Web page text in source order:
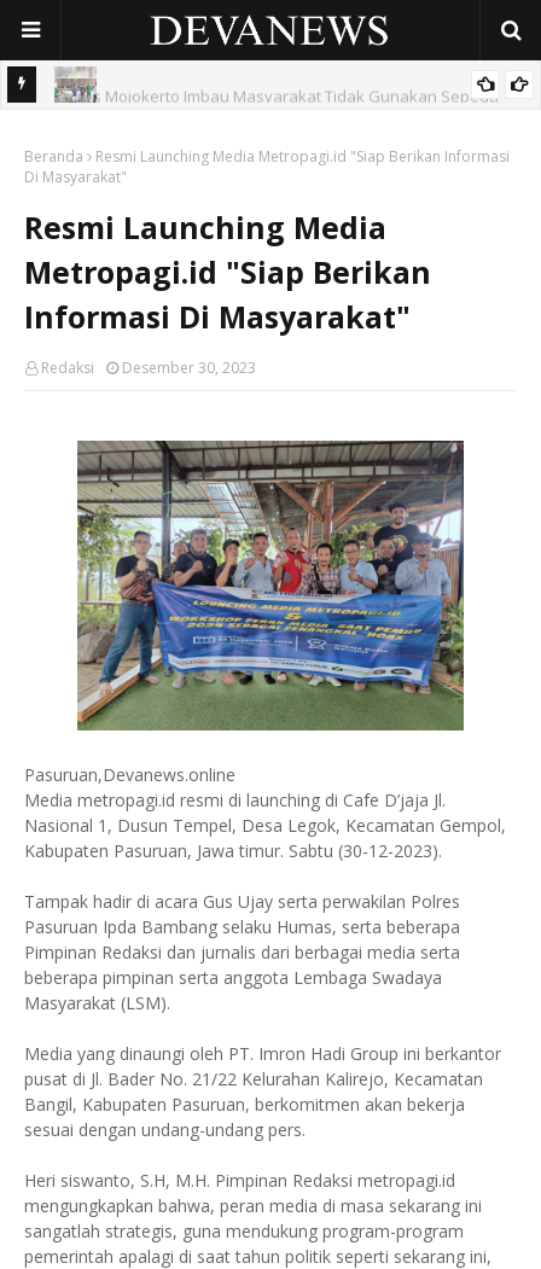
Bahan Bakar Cair Lewat Pirolisis ITS
Beranda
Resmi Launching Media Metropagi.id "Siap Berikan Informasi
Di Masyarakat"
Resmi Launching Media
Metropagi.id "Siap Berikan
Informasi Di Masyarakat"
Redaksi Desember 30, 2023
Pasuruan,Devanews.online
Media metropagi.id resmi di launching di Cafe D’jaja Jl.
Nasional 1, Dusun Tempel, Desa Legok, Kecamatan Gempol,
Kabupaten Pasuruan, Jawa timur. Sabtu (30-12-2023).
Tampak hadir di acara Gus Ujay serta perwakilan Polres
Pasuruan Ipda Bambang selaku Humas, serta beberapa
Pimpinan Redaksi dan jurnalis dari berbagai media serta
beberapa pimpinan serta anggota Lembaga Swadaya
Masyarakat (LSM).
Media yang dinaungi oleh PT. Imron Hadi Group ini berkantor
pusat di Jl. Bader No. 21/22 Kelurahan Kalirejo, Kecamatan
Bangil, Kabupaten Pasuruan, berkomitmen akan bekerja
sesuai dengan undang-undang pers.
Heri siswanto, S.H, M.H. Pimpinan Redaksi metropagi.id
mengungkapkan bahwa, peran media di masa sekarang ini
sangatlah strategis, guna mendukung program-program
pemerintah apalagi di saat tahun politik seperti sekarang ini,